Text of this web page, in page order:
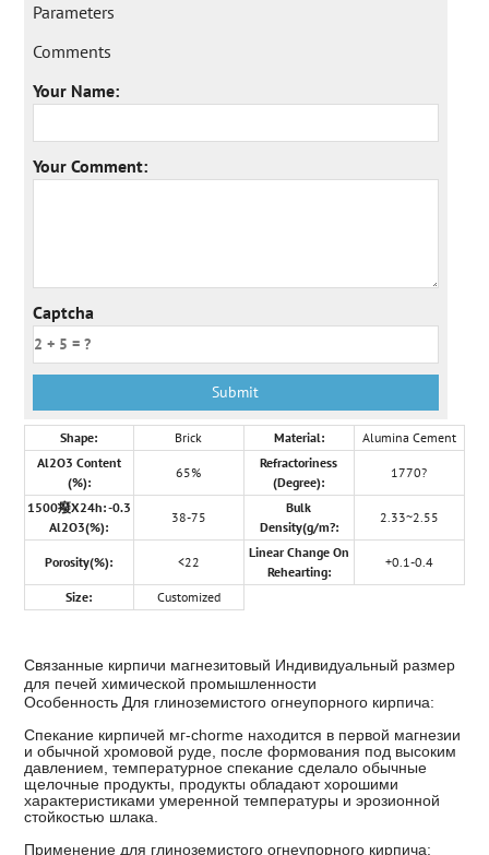
Parameters
Comments
Your Name:
Your Comment:
Captcha
Shape: Brick Material:
Alumina Cement
Al2O3 Content
(%):
65%
Refractoriness
(Degree):
1770?
1500癈X24h: -0.3
Al2O3(%):
38-75
Bulk
Density(g/m?:
2.33~2.55
Porosity(%): <22
Linear Change On
Rehearting:
+0.1-0.4
Size: Customized
Связанные кирпичи магнезитовый Индивидуальный размер
для печей химической промышленности
Особенность Для глиноземистого огнеупорного кирпича:
Спекание кирпичей мг-chorme находится в первой магнезии
и обычной хромовой руде, после формования под высоким
давлением, температурное спекание сделало обычные
щелочные продукты, продукты обладают хорошими
характеристиками умеренной температуры и эрозионной
стойкостью шлака.
Применение для глиноземистого огнеупорного кирпича: